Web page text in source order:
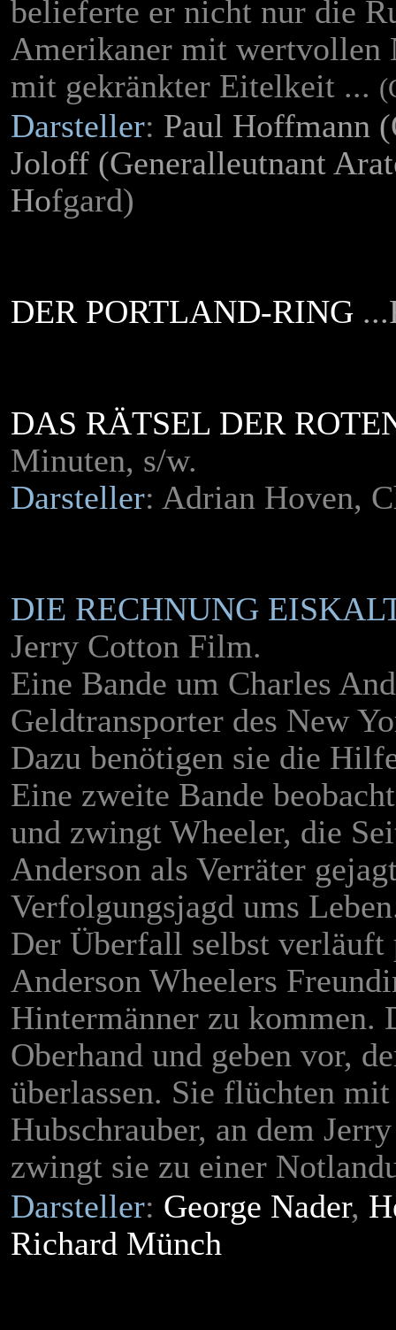
belieferte er nicht nur die
Amerikaner mit wertvollen
mit gekränkter Eitelkeit ...
Darsteller: Paul Hoffmann
Joloff (Generalleutnant
Hofgard)
DER PORTLAND-RING
DAS RÄTSEL DER
Minuten, s/w.
Darsteller: Adrian Hoven,
DIE RECHNUNG
Jerry Cotton Film.
Eine Bande um Charles
Geldtransporter des New
Dazu benötigen sie die
Eine zweite Bande
und zwingt Wheeler, die
Anderson als Verräter
Verfolgungsjagd ums
Der Überfall selbst verläuft
Anderson Wheelers
Hintermänner zu kommen.
Oberhand und geben vor,
überlassen. Sie flüchten
Hubschrauber, an dem
zwingt sie zu einer
Darsteller: George Nader,
Richard Münch